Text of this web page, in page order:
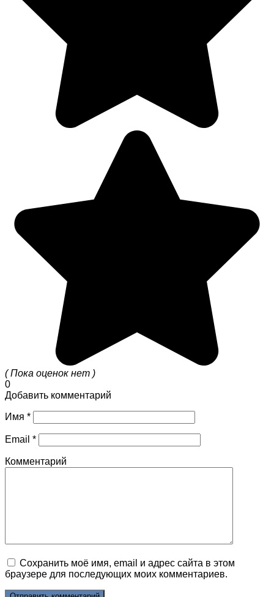
( Пока оценок нет )
0
Добавить комментарий
Имя *
Email *
Комментарий
Сохранить моё имя, email и адрес сайта в этом
браузере для последующих моих комментариев.